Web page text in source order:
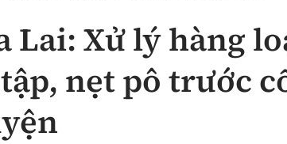
Vật liệu xây dựng
Giám định chất lượng
Quản lý đô thị
Hàng
Đường
Lai: Xử lý hàng
nẹt pô trước